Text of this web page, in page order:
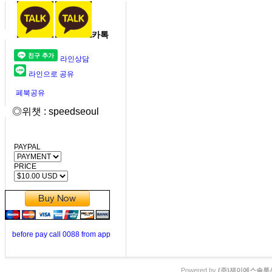
카톡
라인상담
라인으로 공유
페북공유
◎위챗 : speedseoul
PAYPAL
PRICE
before pay call 0088 from app
Powered by (주)제이에스솔루